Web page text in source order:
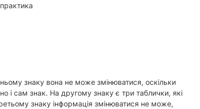
знаку вона не може змінюватися, оскільки
і сам знак. На другому знаку є три таблички, які
знаку інформація змінюватися не може,